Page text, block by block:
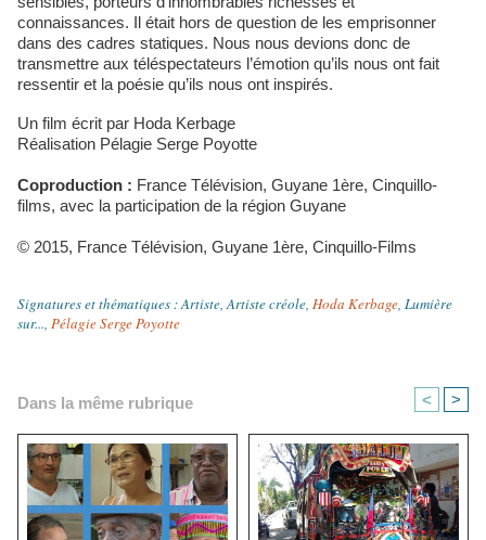
connaissances. Il était hors de question de les emprisonner
dans des cadres statiques. Nous nous devions donc de
transmettre aux téléspectateurs l’émotion qu’ils nous ont fait
ressentir et la poésie qu’ils nous ont inspirés.
Un film écrit par Hoda Kerbage
Réalisation Pélagie Serge Poyotte
Coproduction : France Télévision, Guyane 1ère, Cinquillo-
films, avec la participation de la région Guyane
© 2015, France Télévision, Guyane 1ère, Cinquillo-Films
Signatures et thématiques:Artiste,Artiste créole, Hoda Kerbage, Lumière
sur..., Pélagie Serge Poyotte
Dans la même rubrique < >